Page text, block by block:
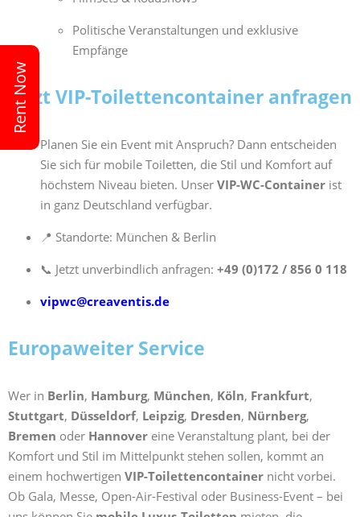
Rent Now
Politische Veranstaltungen und exklusive
Empfänge
Jetzt VIP-Toilettencontainer anfragen
Planen Sie ein Event mit Anspruch? Dann entscheiden
Sie sich für mobile Toiletten, die Stil und Komfort auf
höchstem Niveau bieten. Unser VIP-WC-Container ist
in ganz Deutschland verfügbar.
📍 Standorte: München & Berlin
📞 Jetzt unverbindlich anfragen: +49 (0)172 / 856 0 118
vipwc@creaventis.de
Europaweiter Service
Wer in Berlin, Hamburg, München, Köln, Frankfurt,
Stuttgart, Düsseldorf, Leipzig, Dresden, Nürnberg,
Bremen oder Hannover eine Veranstaltung plant, bei der
Komfort und Stil im Mittelpunkt stehen sollen, kommt an
einem hochwertigen VIP-Toilettencontainer nicht vorbei.
Ob Gala, Messe, Open-Air-Festival oder Business-Event – bei